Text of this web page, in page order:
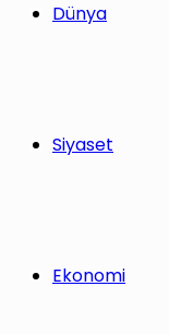
Dünya
Siyaset
Ekonomi